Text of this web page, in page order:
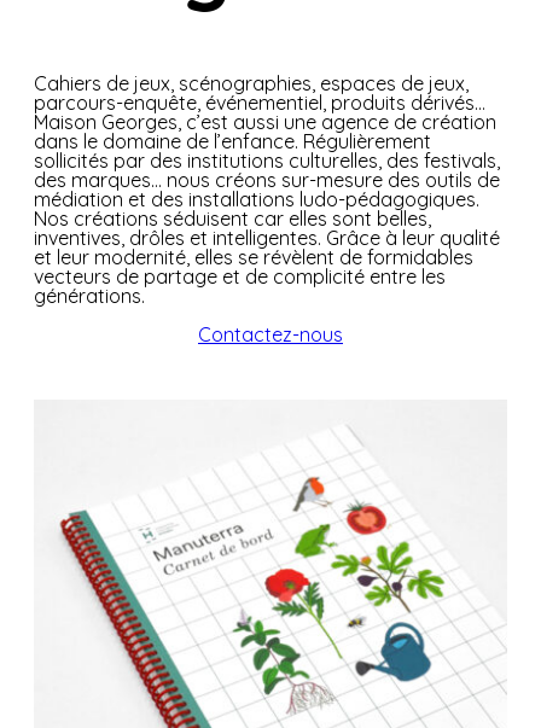
Cahiers de jeux, scénographies, espaces de jeux,
parcours-enquête, événementiel, produits dérivés…
Maison Georges, c’est aussi une agence de création
dans le domaine de l’enfance. Régulièrement
sollicités par des institutions culturelles, des festivals,
des marques… nous créons sur-mesure des outils de
médiation et des installations ludo-pédagogiques.
Nos créations séduisent car elles sont belles,
inventives, drôles et intelligentes. Grâce à leur qualité
et leur modernité, elles se révèlent de formidables
vecteurs de partage et de complicité entre les
générations.
Contactez-nous